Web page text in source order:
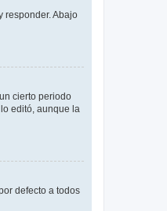
responder. Abajo
cierto periodo
editó, aunque la
defecto a todos